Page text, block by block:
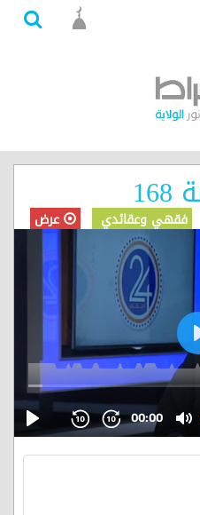
فقهي وعقائدي عرض